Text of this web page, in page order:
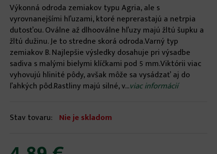
Výkonná odroda zemiakov typu Agria, ale s
vyrovnanejšími hľuzami, ktoré neprerastajú a netrpia
dutosťou. Oválne až dlhooválne hľuzy majú žltú šupku a
žltú dužinu. Je to stredne skorá odroda.Varný typ
zemiakov B. Najlepšie výsledky dosahuje pri výsadbe
sadiva s malými bielymi klíčkami pod 5 mm.Viktórii viac
vyhovujú hlinité pôdy, avšak môže sa vysádzať aj do
ľahkých pôd.Rastliny majú silné, v...viac informácií
Stav tovaru: Nie je skladom